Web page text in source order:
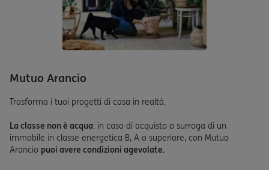
Mutuo Arancio
Trasforma i tuoi progetti di casa in realtà.
La classe non è acqua: in caso di acquisto o surroga di un
immobile in classe energetica B, A o superiore, con Mutuo
Arancio puoi avere condizioni agevolate.